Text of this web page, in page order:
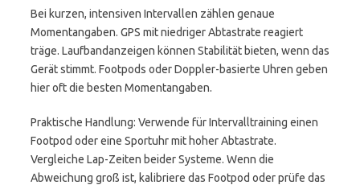
Bei kurzen, intensiven Intervallen zählen genaue
Momentangaben. GPS mit niedriger Abtastrate reagiert
träge. Laufbandanzeigen können Stabilität bieten, wenn das
Gerät stimmt. Footpods oder Doppler-basierte Uhren geben
hier oft die besten Momentangaben.
Praktische Handlung: Verwende für Intervalltraining einen
Footpod oder eine Sportuhr mit hoher Abtastrate.
Vergleiche Lap-Zeiten beider Systeme. Wenn die
Abweichung groß ist, kalibriere das Footpod oder prüfe das